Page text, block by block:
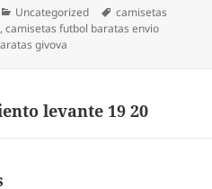
Categorías
Uncategorized Etiquetas
camisetas
,camisetas futbol baratas envio
givova
levante 19 20